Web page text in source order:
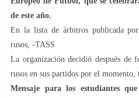
de este año.
En la lista de árbitros publicada
rusos, -TASS
La organización decidió después de
rusos en sus partidos por el
Mensaje para los estudiantes